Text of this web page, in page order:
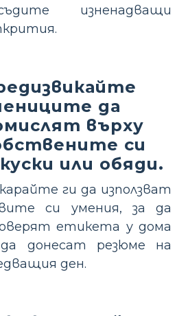
изненадващи
да
върху
си
или обяди.
ги да използват
си умения, за да
етикета у дома
донесат резюме на
ден.